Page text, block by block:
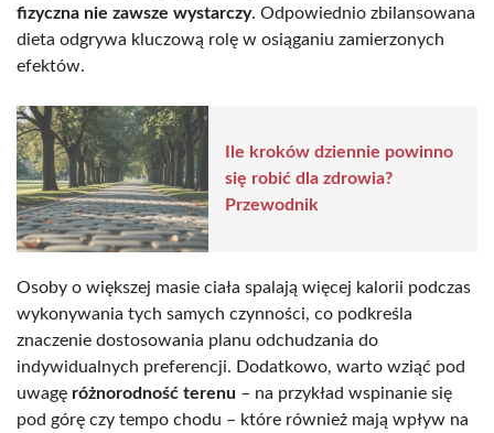
fizyczna nie zawsze wystarczy. Odpowiednio zbilansowana
dieta odgrywa kluczową rolę w osiąganiu zamierzonych
efektów.
Ile kroków dziennie powinno
się robić dla zdrowia?
Przewodnik
Osoby o większej masie ciała spalają więcej kalorii podczas
wykonywania tych samych czynności, co podkreśla
znaczenie dostosowania planu odchudzania do
indywidualnych preferencji. Dodatkowo, warto wziąć pod
uwagę różnorodność terenu – na przykład wspinanie się
pod górę czy tempo chodu – które również mają wpływ na